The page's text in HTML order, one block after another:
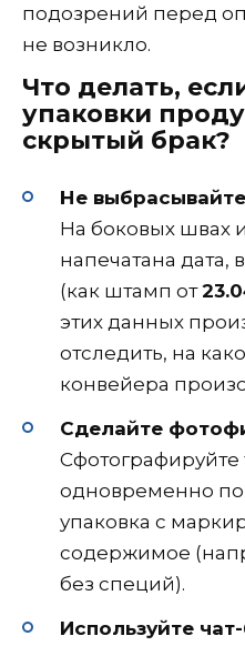
подозрений перед
не возникло.
Что делать,
упаковки
скрытый брак?
Не
На боковых швах
напечатана
(как штамп от
этих данных
отследить, на
конвейера
Сделайте
Сфотографируйте
одновременно
упаковка с
содержимое
без специй).
Используйте